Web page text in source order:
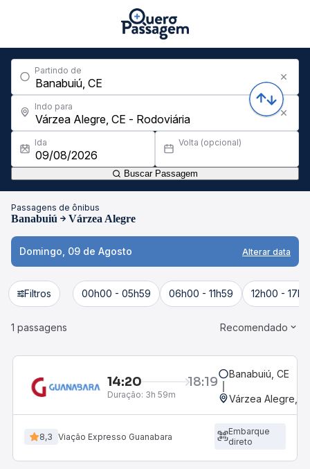
Partindo de
Indo para
Ida Volta (opcional)
Buscar Passagem
Passagens de ônibus
Banabuiú Várzea Alegre
Domingo, 09 de Agosto Alterar data
Filtros 00h00 - 05h59 06h00 - 11h59 12h00 -
1 passagens Recomendado
14:20 18:19
Duração: 3h 59m
Banabuiú, CE
Várzea Alegre,
8,3 Viação Expresso Guanabara
Embarque
direto